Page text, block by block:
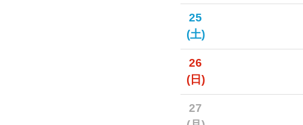
25
(土)
26
(日)
27